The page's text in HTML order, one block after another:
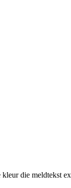
die meldtekst